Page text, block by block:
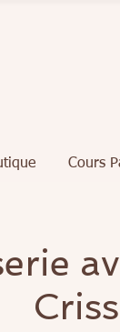
Cours